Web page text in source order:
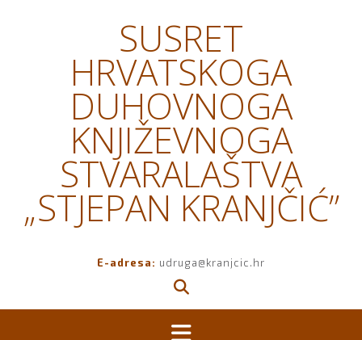
SUSRET
HRVATSKOGA
DUHOVNOGA
KNJIŽEVNOGA
STVARALAŠTVA
„STJEPAN KRANJČIĆ”
E-adresa: udruga@kranjcic.hr